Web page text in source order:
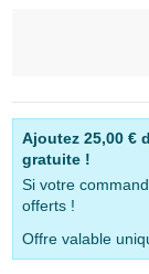
Ajoutez 25,00 €
gratuite !
Si votre
offerts !
Offre valable